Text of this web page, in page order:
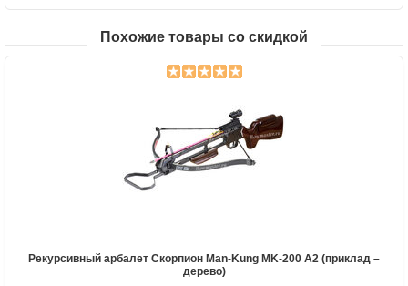
Похожие товары со скидкой
Рекурсивный арбалет Скорпион Man-Kung MK-200 A2 (приклад –
дерево)